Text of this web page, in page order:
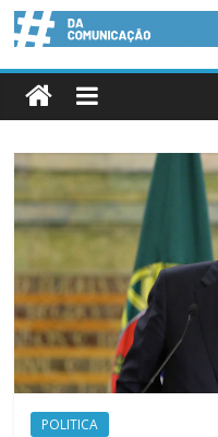
POLITICA